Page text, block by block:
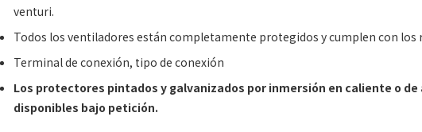
venturi.
Todos los ventiladores están completamente protegidos y cumplen con los
Terminal de conexión, tipo de conexión
Los protectores pintados y galvanizados por inmersión en caliente o
disponibles bajo petición.